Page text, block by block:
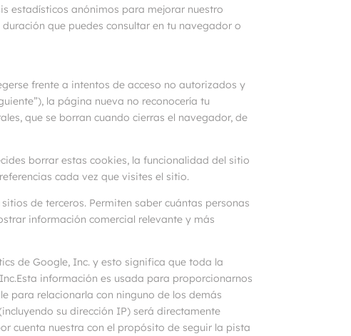
estadísticos anónimos para mejorar nuestro
que puedes consultar en tu navegador o
frente a intentos de acceso no autorizados y
la página nueva no reconocería tu
que se borran cuando cierras el navegador, de
borrar estas cookies, la funcionalidad del sitio
cada vez que visites el sitio.
de terceros. Permiten saber cuántas personas
información comercial relevante y más
de Google, Inc. y esto significa que toda la
información es usada para proporcionarnos
para relacionarla con ninguno de los demás
su dirección IP) será directamente
cuenta nuestra con el propósito de seguir la pista